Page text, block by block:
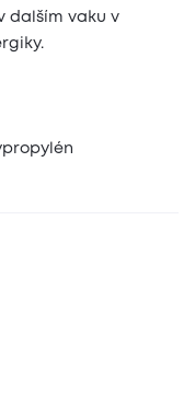
dalším vaku v